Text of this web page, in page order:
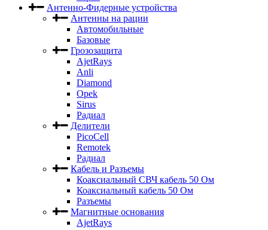
Антенно-Фидерные устройства
Антенны на рации
Автомобильные
Базовые
Грозозащита
AjetRays
Anli
Diamond
Opek
Sirus
Радиал
Делители
PicoCell
Remotek
Радиал
Кабель и Разъемы
Коаксиальный СВЧ кабель 50 Ом
Коаксиальный кабель 50 Ом
Разъемы
Магнитные основания
AjetRays